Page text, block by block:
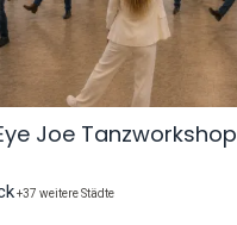
Joe Tanzworkshop
+37 weitere Städte